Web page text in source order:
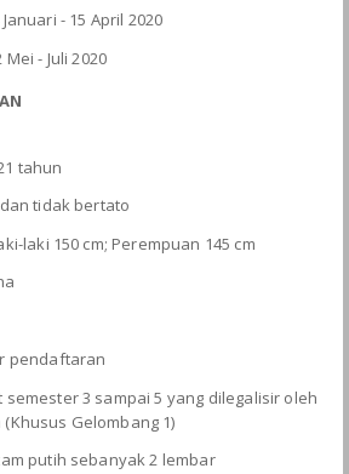
- 15 April 2020
- Juli 2020
tahun
tidak bertato
laki 150 cm; Perempuan 145 cm
pendaftaran
semester 3 sampai 5 yang dilegalisir oleh
Gelombang 1)
putih sebanyak 2 lembar